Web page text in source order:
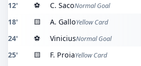
12' ⚽ C. SacoNormal Goal
18' 🟨 A. GalloYellow Card
24' ⚽ ViniciusNormal Goal
25' 🟨 F. ProiaYellow Card